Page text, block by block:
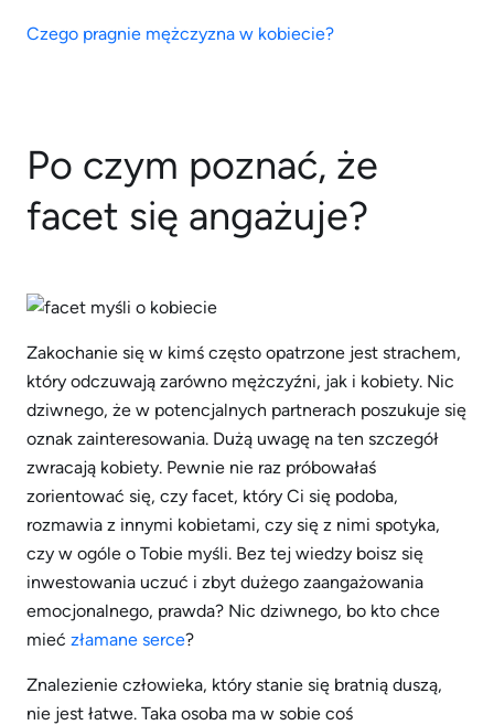
Czego pragnie mężczyzna w kobiecie?
Po czym poznać, że
facet się angażuje?
Zakochanie się w kimś często opatrzone jest strachem,
który odczuwają zarówno mężczyźni, jak i kobiety. Nic
dziwnego, że w potencjalnych partnerach poszukuje się
oznak zainteresowania. Dużą uwagę na ten szczegół
zwracają kobiety. Pewnie nie raz próbowałaś
zorientować się, czy facet, który Ci się podoba,
rozmawia z innymi kobietami, czy się z nimi spotyka,
czy w ogóle o Tobie myśli. Bez tej wiedzy boisz się
inwestowania uczuć i zbyt dużego zaangażowania
emocjonalnego, prawda? Nic dziwnego, bo kto chce
mieć złamane serce?
Znalezienie człowieka, który stanie się bratnią duszą,
nie jest łatwe. Taka osoba ma w sobie coś